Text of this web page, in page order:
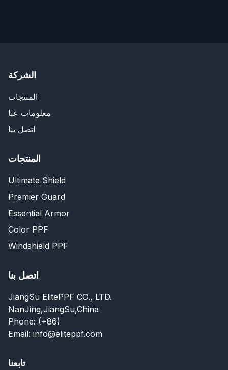
الشركة
المنتجات
معلومات عنا
اتصل بنا
المنتجات
Ultimate Shield
Premier Guard
Essential Armor
Color PPF
Windshield PPF
اتصل بنا
JiangSu ElitePPF CO., LTD.
NanJing,JiangSu,China
Phone: (+86)
Email: info@eliteppf.com
تابعنا